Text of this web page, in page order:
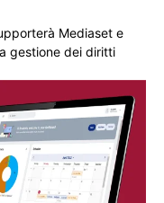
Mediaset e
gestione dei diritti